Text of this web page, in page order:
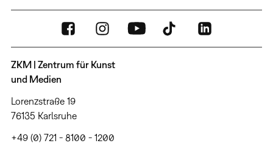
ZKM | Zentrum für Kunst
und Medien
Lorenzstraße 19
76135 Karlsruhe
+49 (0) 721 - 8100 - 1200